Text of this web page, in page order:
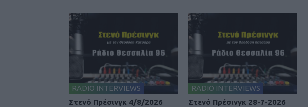
RADIO INTERVIEWS
Στενό Πρέσινγκ 4/8/2026
RADIO INTERVIEWS
Στενό Πρέσινγκ 28-7-2026